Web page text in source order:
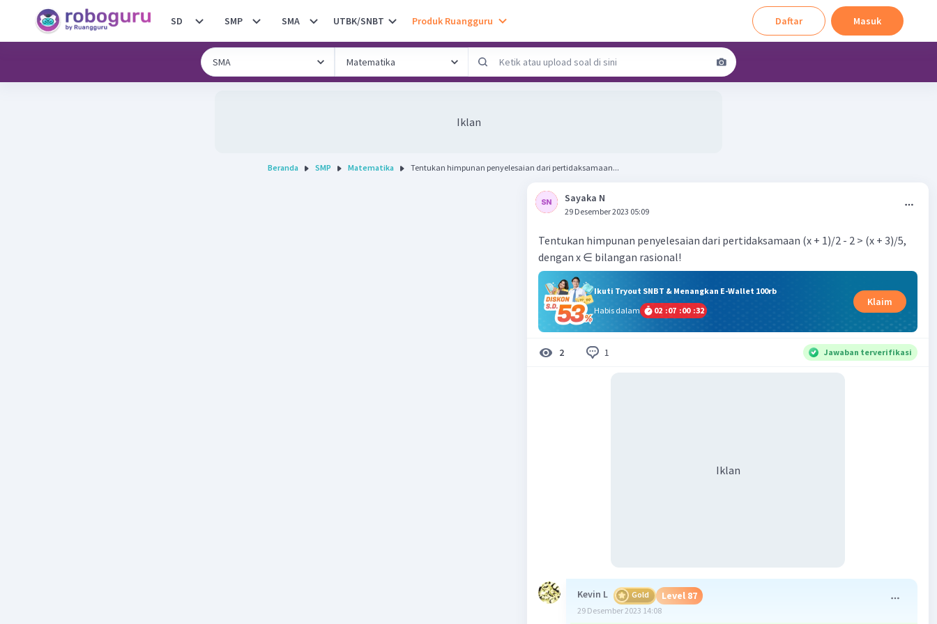
SD SMP SMA UTBK/SNBT Produk Ruangguru Daftar Masuk
Iklan
Beranda SMP Matematika Tentukan himpunan penyelesaian dari pertidaksamaan...
Sayaka N
29 Desember 2023 05:09
Tentukan himpunan penyelesaian dari pertidaksamaan (x + 1)/2 - 2 > (x + 3)/5,
dengan x ∈ bilangan rasional!
Ikuti Tryout SNBT & Menangkan E-Wallet 100rb
Habis dalam
02 :07 :00 :31
Klaim
2 1 Jawaban terverifikasi
Iklan
Kevin L Gold Level 87
29 Desember 2023 14:08